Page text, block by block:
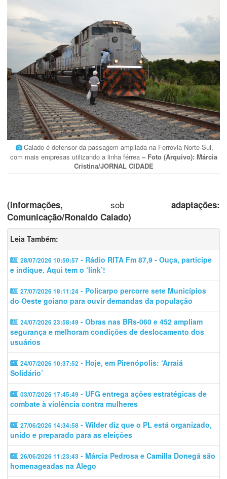
Caiado é defensor da passagem ampliada na Ferrovia Norte-Sul,
com mais empresas utilizando a linha férrea – Foto (Arquivo): Márcia
Cristina/JORNAL CIDADE
(Informações, sob adaptações:
Comunicação/Ronaldo Caiado)
Leia Também:
28/07/2026 10:50:57 - Rádio RITA Fm 87,9 - Ouça, participe
e indique. Aqui tem o ‘link’!
27/07/2026 18:11:24 - Policarpo percorre sete Municípios
do Oeste goiano para ouvir demandas da população
24/07/2026 23:58:49 - Obras nas BRs-060 e 452 ampliam
segurança e melhoram condições de deslocamento dos
usuários
24/07/2026 10:37:52 - Hoje, em Pirenópolis: ‘Arraiá
Solidário’
03/07/2026 17:45:49 - UFG entrega ações estratégicas de
combate à violência contra mulheres
27/06/2026 14:34:58 - Wilder diz que o PL está organizado,
unido e preparado para as eleições
26/06/2026 11:23:43 - Márcia Pedrosa e Camilla Donegá são
homenageadas na Alego